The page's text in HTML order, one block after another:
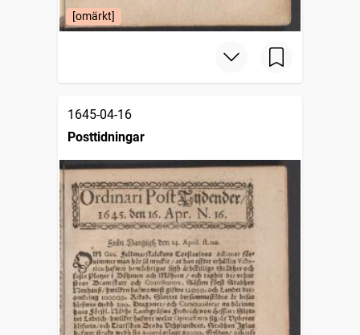
[omärkt]
1645-04-16
Posttidningar